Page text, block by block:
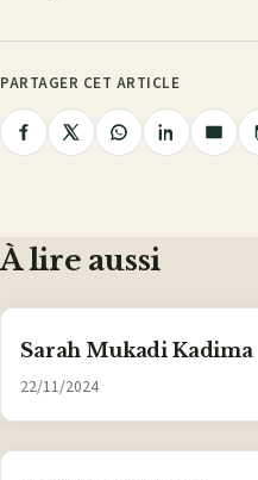
PARTAGER CET ARTICLE
PartagerPartagerPartagerPartager
À lire aussi
Sarah Mukadi Kadima
22/11/2024